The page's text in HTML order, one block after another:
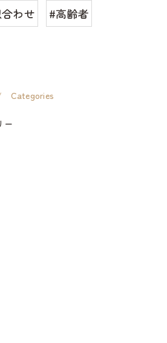
わせ
#高齢者
Categories
ー